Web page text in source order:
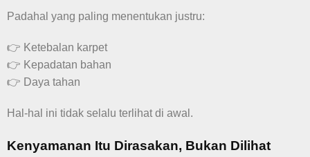
Padahal yang paling menentukan justru:
👉 Ketebalan karpet
👉 Kepadatan bahan
👉 Daya tahan
Hal-hal ini tidak selalu terlihat di awal.
Kenyamanan Itu Dirasakan, Bukan Dilihat